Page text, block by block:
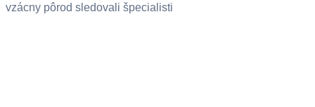
vzácny pôrod sledovali špecialisti